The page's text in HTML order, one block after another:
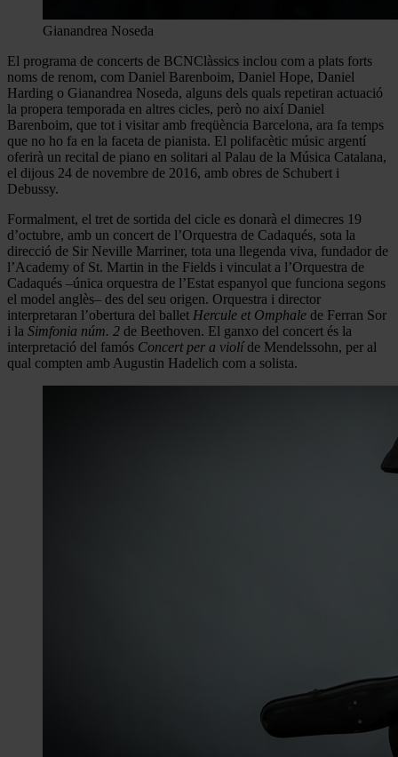
Gianandrea Noseda
El programa de concerts de BCNClàssics inclou com a plats forts
noms de renom, com Daniel Barenboim, Daniel Hope, Daniel
Harding o Gianandrea Noseda, alguns dels quals repetiran actuació
la propera temporada en altres cicles, però no així Daniel
Barenboim, que tot i visitar amb freqüència Barcelona, ara fa temps
que no ho fa en la faceta de pianista. El polifacètic músic argentí
oferirà un recital de piano en solitari al Palau de la Música Catalana,
el dijous 24 de novembre de 2016, amb obres de Schubert i
Debussy.
Formalment, el tret de sortida del cicle es donarà el dimecres 19
d’octubre, amb un concert de l’Orquestra de Cadaqués, sota la
direcció de Sir Neville Marriner, tota una llegenda viva, fundador de
l’Academy of St. Martin in the Fields i vinculat a l’Orquestra de
Cadaqués –única orquestra de l’Estat espanyol que funciona segons
el model anglès– des del seu origen. Orquestra i director
interpretaran l’obertura del ballet Hercule et Omphale de Ferran Sor
i la Simfonia núm. 2 de Beethoven. El ganxo del concert és la
interpretació del famós Concert per a violíde Mendelssohn, per al
qual compten amb Augustin Hadelich com a solista.